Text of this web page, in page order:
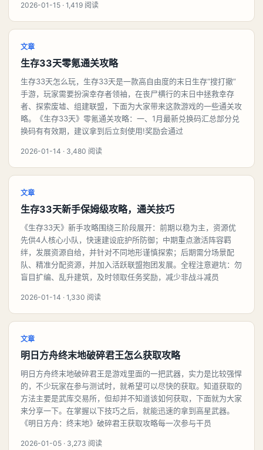
2026-01-15 · 1,419 阅读
文章
生存33天零氪通关攻略
生存33天怎么玩，生存33天是一款高自由度的末日生存“搜打撤”
手游，玩家需要扮演幸存者领袖，在丧尸横行的末日中拯救幸存
者、探索废墟、组建联盟，下面为大家带来这款游戏的一些通关攻
略。《生存33天》零氪通关攻略：一、1月最新兑换码汇总部分兑
换码有有效期，建议拿到后立刻使用!奖励会通过
2026-01-14 · 3,480 阅读
文章
生存33天新手保姆级攻略，通关技巧
《生存33天》新手攻略围绕三阶段展开：前期以稳为主，资源优
先供4人核心小队，快速建设庇护所防御；中期重点激活阵容羁
绊，发展资源自给，并针对不同地形谨慎探索；后期需分场景配
队、精准分配资源，并加入活跃联盟抱团发展。全程注意避坑：勿
盲目扩编、乱升建筑，及时领取任务奖励，减少非战斗减员
2026-01-14 · 1,330 阅读
文章
明日方舟终末地破碎君王怎么获取攻略
明日方舟终末地破碎君王是游戏里面的一把武器，实力是比较强悍
的，不少玩家在参与测试时，就希望可以尽快的获取。知道获取的
方法主要是武库交易所，但却并不知道该如何获取，下面就为大家
来分享一下。在掌握以下技巧之后，就能迅速的拿到高星武器。
《明日方舟：终末地》破碎君王获取攻略每一次参与干员
2026-01-05 · 3,273 阅读